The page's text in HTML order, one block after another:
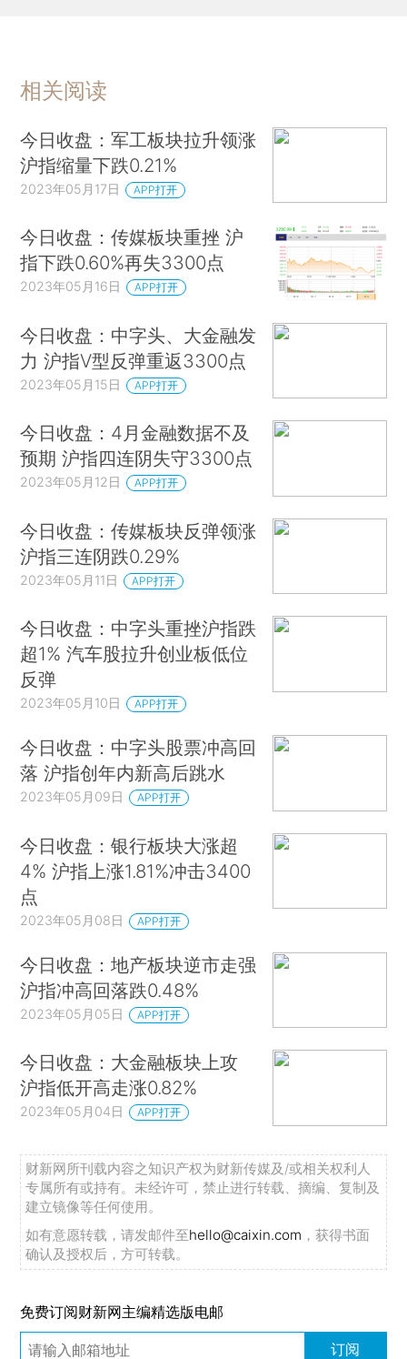
相关阅读
今日收盘：军工板块拉升领涨
沪指缩量下跌0.21%
2023年05月17日 APP打开
今日收盘：传媒板块重挫 沪
指下跌0.60%再失3300点
2023年05月16日 APP打开
今日收盘：中字头、大金融发
力 沪指V型反弹重返3300点
2023年05月15日 APP打开
今日收盘：4月金融数据不及
预期 沪指四连阴失守3300点
2023年05月12日 APP打开
今日收盘：传媒板块反弹领涨
沪指三连阴跌0.29%
2023年05月11日 APP打开
今日收盘：中字头重挫沪指跌
超1% 汽车股拉升创业板低位
反弹
2023年05月10日 APP打开
今日收盘：中字头股票冲高回
落 沪指创年内新高后跳水
2023年05月09日 APP打开
今日收盘：银行板块大涨超
4% 沪指上涨1.81%冲击3400
点
2023年05月08日 APP打开
今日收盘：地产板块逆市走强
沪指冲高回落跌0.48%
2023年05月05日 APP打开
今日收盘：大金融板块上攻
沪指低开高走涨0.82%
2023年05月04日 APP打开
财新网所刊载内容之知识产权为财新传媒及/或相关权利人
专属所有或持有。未经许可，禁止进行转载、摘编、复制及
建立镜像等任何使用。
如有意愿转载，请发邮件至hello@caixin.com ，获得书面
确认及授权后，方可转载。
免费订阅财新网主编精选版电邮
订阅